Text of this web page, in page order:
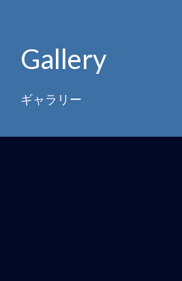
Gallery
ギャラリー